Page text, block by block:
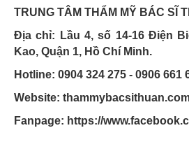
TRUNG TÂM THẨM MỸ BÁC SĨ
Địa chỉ: Lầu 4, số 14-16 Điện
Kao, Quận 1, Hồ Chí Minh.
Hotline: 0904 324 275 - 0906 661
Website:
Fanpage: https://